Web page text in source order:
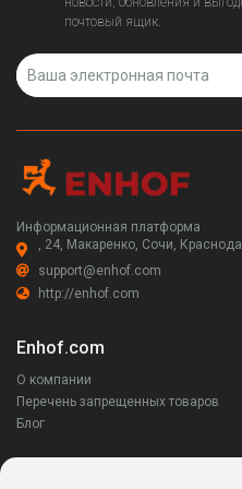
почтовый ящик.
Информационная платформа
, 24, Макаренко, Сочи,
support@enhof.com
http://enhof.com
Enhof.com
О компании
Перечень запрещенных товаров
Блог